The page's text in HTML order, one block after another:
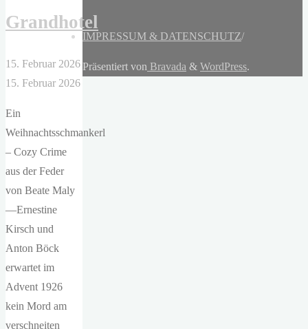
Grandhotel
15. Februar 2026
15. Februar 2026
Ein
Weihnachtsschmankerl
– Cozy Crime
aus der Feder
von Beate Maly
—Ernestine
Kirsch und
Anton Böck
erwartet im
Advent 1926
kein Mord am
verschneiten
IMPRESSUM & DATENSCHUTZ/
Präsentiert von Bravada & WordPress.